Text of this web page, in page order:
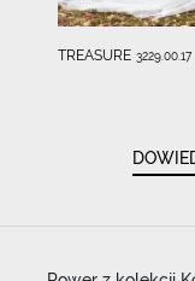
TREASURE 3229.00.17